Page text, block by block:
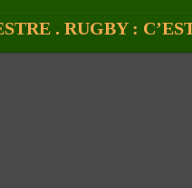
. RUGBY :